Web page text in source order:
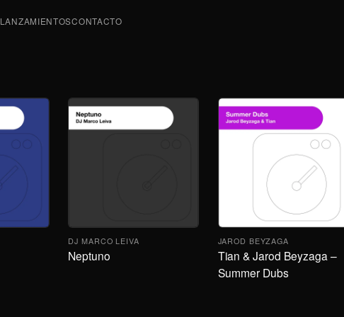
LANZAMIENTOSCONTACTO
DJ MARCO LEIVA
Neptuno
JAROD BEYZAGA
Tian & Jarod Beyzaga –
Summer Dubs